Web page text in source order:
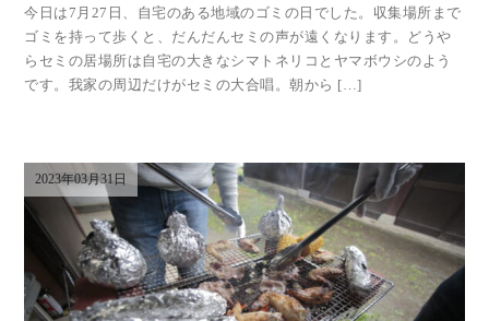
今日は7月27日、自宅のある地域のゴミの日でした。収集場所まで
ゴミを持って歩くと、だんだんセミの声が遠くなります。どうや
らセミの居場所は自宅の大きなシマトネリコとヤマボウシのよう
です。我家の周辺だけがセミの大合唱。朝から […]
2023年03月31日